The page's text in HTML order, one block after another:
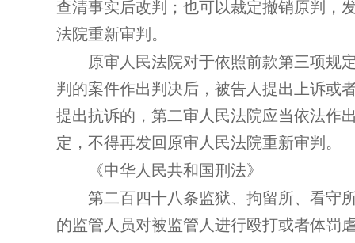
查清事实后改判；也可以裁定撤销原判，
法院重新审判。
原审人民法院对于依照前款第三项规
判的案件作出判决后，被告人提出上诉或
提出抗诉的，第二审人民法院应当依法作
定，不得再发回原审人民法院重新审判。
《中华人民共和国刑法》
第二百四十八条监狱、拘留所、看守
的监管人员对被监管人进行殴打或者体罚